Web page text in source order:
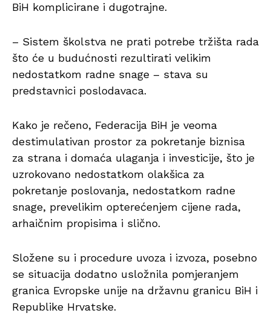
BiH komplicirane i dugotrajne.
– Sistem školstva ne prati potrebe tržišta rada
što će u budućnosti rezultirati velikim
nedostatkom radne snage – stava su
predstavnici poslodavaca.
Kako je rečeno, Federacija BiH je veoma
destimulativan prostor za pokretanje biznisa
za strana i domaća ulaganja i investicije, što je
uzrokovano nedostatkom olakšica za
pokretanje poslovanja, nedostatkom radne
snage, prevelikim opterećenjem cijene rada,
arhaičnim propisima i slično.
Složene su i procedure uvoza i izvoza, posebno
se situacija dodatno usložnila pomjeranjem
granica Evropske unije na državnu granicu BiH i
Republike Hrvatske.